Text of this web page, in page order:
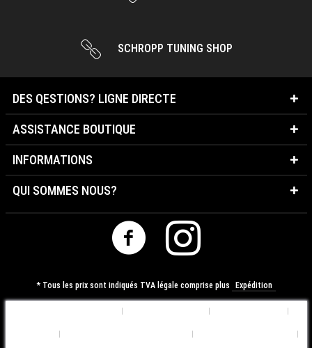
SCHROPP TUNING SHOP
DES QESTIONS? LIGNE DIRECTE
ASSISTANCE BOUTIQUE
INFORMATIONS
QUI SOMMES NOUS?
* Tous les prix sont indiqués TVA légale comprise plus Expédition